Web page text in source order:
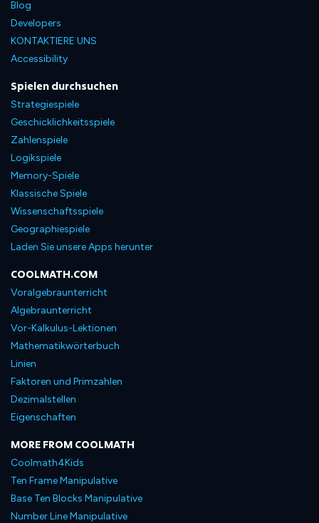
Blog
Developers
KONTAKTIERE UNS
Accessibility
Spielen durchsuchen
Strategiespiele
Geschicklichkeitsspiele
Zahlenspiele
Logikspiele
Memory-Spiele
Klassische Spiele
Wissenschaftsspiele
Geographiespiele
Laden Sie unsere Apps herunter
COOLMATH.COM
Voralgebraunterricht
Algebraunterricht
Vor-Kalkulus-Lektionen
Mathematikwörterbuch
Linien
Faktoren und Primzahlen
Dezimalstellen
Eigenschaften
MORE FROM COOLMATH
Coolmath4Kids
Ten Frame Manipulative
Base Ten Blocks Manipulative
Number Line Manipulative